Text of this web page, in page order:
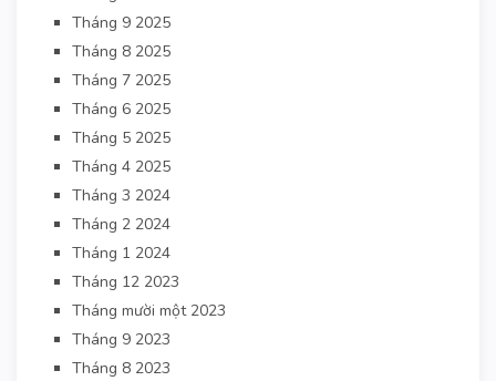
Tháng 9 2025
Tháng 8 2025
Tháng 7 2025
Tháng 6 2025
Tháng 5 2025
Tháng 4 2025
Tháng 3 2024
Tháng 2 2024
Tháng 1 2024
Tháng 12 2023
Tháng mười một 2023
Tháng 9 2023
Tháng 8 2023